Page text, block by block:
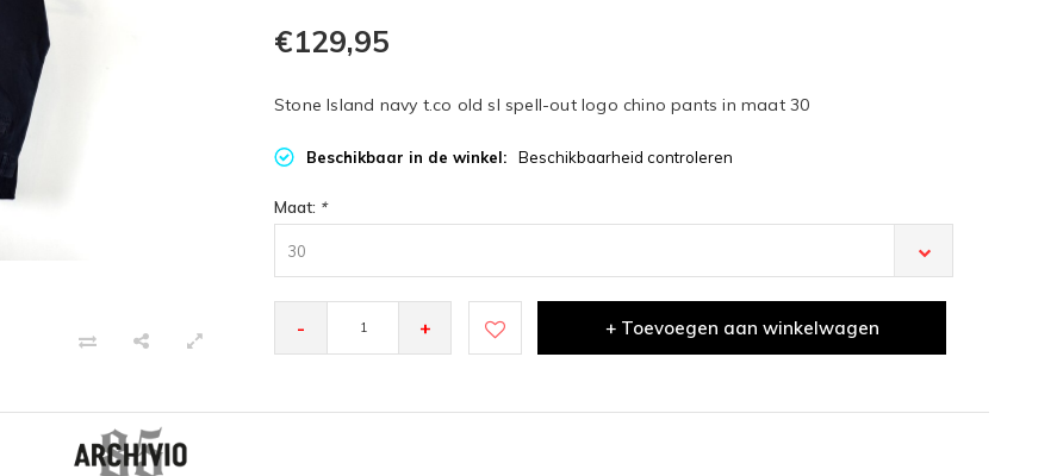
€129,95
Stone Island navy t.co old sl spell-out logo chino pants in maat 30
Beschikbaar in de winkel: Beschikbaarheid controleren
Maat: *
30
- + + Toevoegen aan winkelwagen